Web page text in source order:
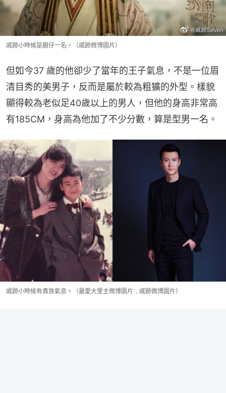
戚跡小時候是靚仔一名。（戚跡微博圖片）
但如今37 歲的他卻少了當年的王子氣息，不是一位眉
清目秀的美男子，反而是屬於較為粗獷的外型。樣貌
顯得較為老似足40歲以上的男人，但他的身高非常高
有185CM，身高為他加了不少分數，算是型男一名。
戚跡小時候有貴族氣息。（最愛大堡主微博圖片﹑戚跡微博圖片）